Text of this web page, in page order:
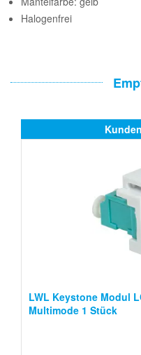
Halogenfrei
LWL Keystone Modul
Multimode 1 Stück